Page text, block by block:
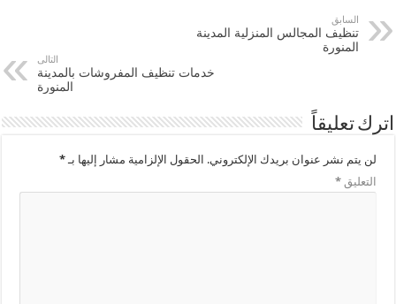
السابق
تنظيف المجالس المنزلية المدينة
المنورة
التالى
خدمات تنظيف المفروشات بالمدينة
المنورة
اترك تعليقاً
لن يتم نشر عنوان بريدك الإلكتروني. الحقول الإلزامية مشار إليها بـ*
التعليق*